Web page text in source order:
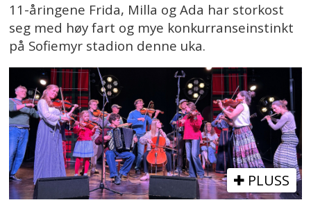
11-åringene Frida, Milla og Ada har storkost
seg med høy fart og mye konkurranseinstinkt
på Sofiemyr stadion denne uka.
PLUSS